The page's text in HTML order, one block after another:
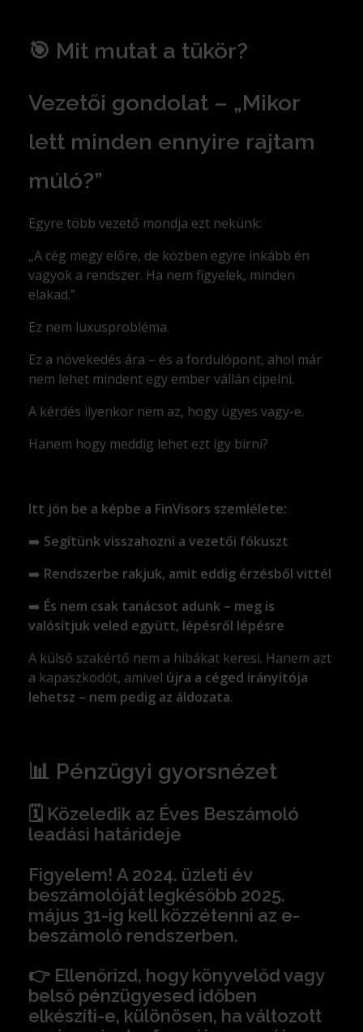
🎯 Mit mutat a tükör?
Vezetői gondolat – „Mikor
lett minden ennyire rajtam
múló?”
Egyre több vezető mondja ezt nekünk:
„A cég megy előre, de közben egyre inkább én
vagyok a rendszer. Ha nem figyelek, minden
elakad.”
Ez nem luxusprobléma.
Ez a növekedés ára – és a fordulópont, ahol már
nem lehet mindent egy ember vállán cipelni.
A kérdés ilyenkor nem az, hogy ügyes vagy-e.
Hanem hogy meddig lehet ezt így bírni?
Itt jön be a képbe a FinVisors szemlélete:
➡️ Segítünk visszahozni a vezetői fókuszt
➡️ Rendszerbe rakjuk, amit eddig érzésből vittél
➡️ És nem csak tanácsot adunk – meg is
valósítjuk veled együtt, lépésről lépésre
A külső szakértő nem a hibákat keresi. Hanem azt
a kapaszkodót, amivel újra a céged irányítója
lehetsz – nem pedig az áldozata.
📊 Pénzügyi gyorsnézet
🗓️ Közeledik az Éves Beszámoló
leadási határideje
Figyelem! A 2024. üzleti év
beszámolóját legkésőbb 2025.
május 31-ig kell közzétenni az e-
beszámoló rendszerben.
👉 Ellenőrizd, hogy könyvelőd vagy
belső pénzügyesed időben
elkészíti-e, különösen, ha változott